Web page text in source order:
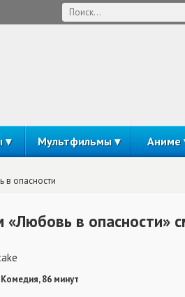
Мультфильмы Аниме
в опасности
в опасности»
86 минут